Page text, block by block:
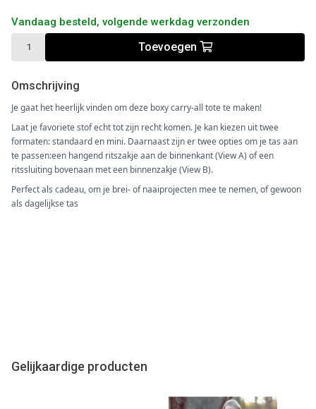
Vandaag besteld, volgende werkdag verzonden
Toevoegen
Omschrijving
Je gaat het heerlijk vinden om deze boxy carry-all tote te maken!
Laat je favoriete stof echt tot zijn recht komen. Je kan kiezen uit twee
formaten: standaard en mini. Daarnaast zijn er twee opties om je tas aan
te passen:een hangend ritszakje aan de binnenkant (View A) of een
ritssluiting bovenaan met een binnenzakje (View B).
Perfect als cadeau, om je brei- of naaiprojecten mee te nemen, of gewoon
als dagelijkse tas
Gelijkaardige producten